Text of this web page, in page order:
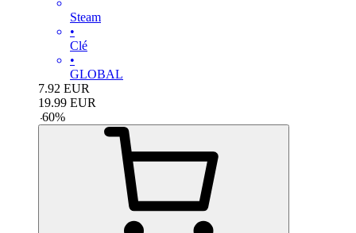
Steam
•
Clé
•
GLOBAL
7.92 EUR
19.99 EUR
-60%